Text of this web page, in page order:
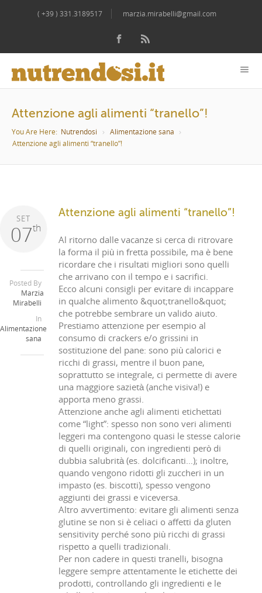
( +39 ) 331.3189517 marzia.mirabelli@gmail.com
Attenzione agli alimenti “tranello”!
You Are Here: Nutrendosi
Alimentazione sana
Attenzione agli alimenti “tranello”!
07th
SET
Posted By
Marzia
Mirabelli
In
Alimentazione
sana
Attenzione agli alimenti “tranello”!
Al ritorno dalle vacanze si cerca di ritrovare
la forma il più in fretta possibile, ma è bene
ricordare che i risultati migliori sono quelli
che arrivano con il tempo e i sacrifici.
Ecco alcuni consigli per evitare di incappare
in qualche alimento &quot;tranello&quot;
che potrebbe sembrare un valido aiuto.
Prestiamo attenzione per esempio al
consumo di crackers e/o grissini in
sostituzione del pane: sono più calorici e
ricchi di grassi, mentre il buon pane,
soprattutto se integrale, ci permette di avere
una maggiore sazietà (anche visiva!) e
apporta meno grassi.
Attenzione anche agli alimenti etichettati
come “light”: spesso non sono veri alimenti
leggeri ma contengono quasi le stesse calorie
di quelli originali, con ingredienti però di
dubbia salubrità (es. dolcificanti…); inoltre,
quando vengono ridotti gli zuccheri in un
impasto (es. biscotti), spesso vengono
aggiunti dei grassi e viceversa.
Altro avvertimento: evitare gli alimenti senza
glutine se non si è celiaci o affetti da gluten
sensitivity perché sono più ricchi di grassi
rispetto a quelli tradizionali.
Per non cadere in questi tranelli, bisogna
leggere sempre attentamente le etichette dei
prodotti, controllando gli ingredienti e le